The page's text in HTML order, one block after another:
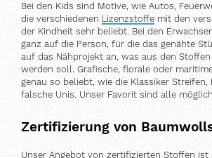
Bei den Kids sind Motive, wie Autos,
die verschiedenen Lizenzstoffe mit den
der Kindheit sehr beliebt. Bei den
ganz auf die Person, für die das genähte
auf das Nähprojekt an, was aus den
werden soll. Grafische, florale oder
genau so beliebt, wie die Klassiker Streifen,
falsche Unis. Unser Favorit sind alle
Zertifizierung von
Unser Angebot von zertifizierten Stoffen ist